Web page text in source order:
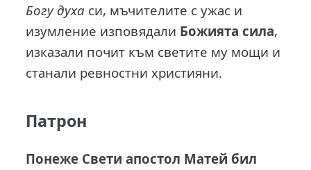
Богу духа си, мъчителите с ужас и
изумление изповядали Божията сила,
изказали почит към светите му мощи и
станали ревностни християни.
Патрон
Понеже Свети апостол Матей бил